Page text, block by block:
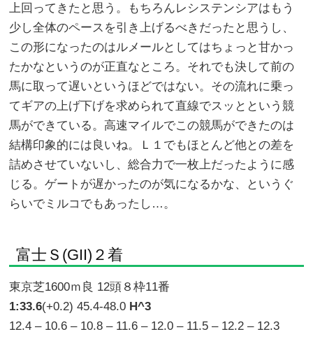
上回ってきたと思う。もちろんレシステンシアはもう
少し全体のペースを引き上げるべきだったと思うし、
この形になったのはルメールとしてはちょっと甘かっ
たかなというのが正直なところ。それでも決して前の
馬に取って遅いというほどではない。その流れに乗っ
てギアの上げ下げを求められて直線でスッとという競
馬ができている。高速マイルでこの競馬ができたのは
結構印象的には良いね。Ｌ１でもほとんど他との差を
詰めさせていないし、総合力で一枚上だったように感
じる。ゲートが遅かったのが気になるかな、というぐ
らいでミルコでもあったし…。
富士Ｓ(GII)２着
東京芝1600ｍ良 12頭８枠11番
1:33.6(+0.2) 45.4-48.0 H^3
12.4 – 10.6 – 10.8 – 11.6 – 12.0 – 11.5 – 12.2 – 12.3